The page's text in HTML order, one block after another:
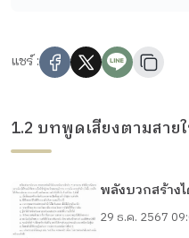
แชร์ :
1.2 บทพูดเสียงตามสาย
พลังบวกสร้าง
29 ธ.ค. 2567